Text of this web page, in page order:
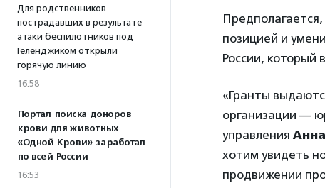
Для родственников
пострадавших в результате
атаки беспилотников под
Геленджиком открыли
горячую линию
16:58
Портал поиска доноров
крови для животных
«Одной Крови» заработал
по всей России
16:53
позицией и
России, который
«Гранты
организации —
управления
хотим увидеть
продвижении